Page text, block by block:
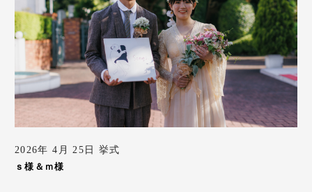
2026年 4月 25日 挙式
ｓ様＆ｍ様